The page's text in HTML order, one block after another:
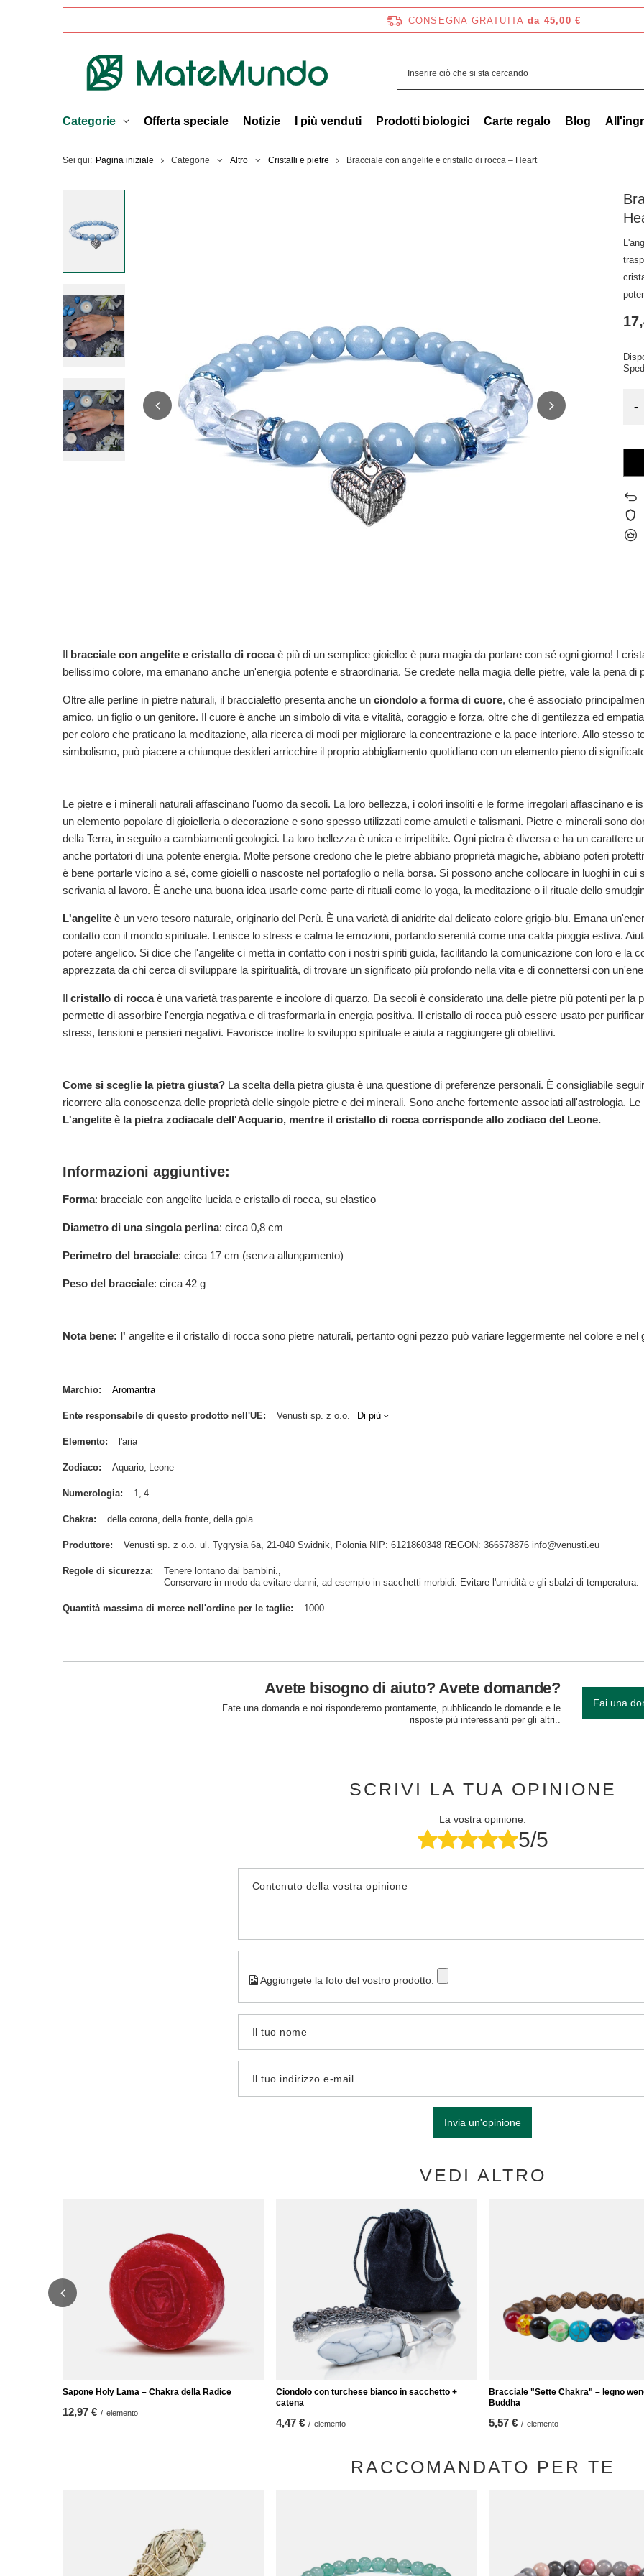
CONSEGNA GRATUITA da 45,00 €
Categorie Offerta speciale Notizie I più venduti Prodotti biologici Carte regalo Blog
Sei qui: Pagina iniziale Categorie Altro Cristalli e pietre Bracciale con angelite e cristallo di rocca – Heart
-
Il bracciale con angelite e cristallo di roccaè più di un semplice gioiello: è pura magia da portare con sé ogni giorno! I
bellissimo colore, ma emanano anche un'energia potente e straordinaria. Se credete nella magia delle pietre, vale la pena di
Oltre alle perline in pietre naturali, il braccialetto presenta anche un ciondolo a forma di cuore, che è associato
amico, un figlio o un genitore. Il cuore è anche un simbolo di vita e vitalità, coraggio e forza, oltre che di gentilezza ed
per coloro che praticano la meditazione, alla ricerca di modi per migliorare la concentrazione e la pace interiore. Allo stesso
simbolismo, può piacere a chiunque desideri arricchire il proprio abbigliamento quotidiano con un elemento pieno di
Le pietre e i minerali naturali affascinano l'uomo da secoli. La loro bellezza, i colori insoliti e le forme irregolari affascinano e
un elemento popolare di gioielleria o decorazione e sono spesso utilizzati come amuleti e talismani. Pietre e minerali sono
della Terra, in seguito a cambiamenti geologici. La loro bellezza è unica e irripetibile. Ogni pietra è diversa e ha un carattere
anche portatori di una potente energia. Molte persone credono che le pietre abbiano proprietà magiche, abbiano poteri
è bene portarle vicino a sé, come gioielli o nascoste nel portafoglio o nella borsa. Si possono anche collocare in luoghi in
scrivania al lavoro. È anche una buona idea usarle come parte di rituali come lo yoga, la meditazione o il rituale dello
L'angelite è un vero tesoro naturale, originario del Perù. È una varietà di anidrite dal delicato colore grigio-blu. Emana
contatto con il mondo spirituale. Lenisce lo stress e calma le emozioni, portando serenità come una calda pioggia estiva.
potere angelico. Si dice che l'angelite ci metta in contatto con i nostri spiriti guida, facilitando la comunicazione con loro e la
apprezzata da chi cerca di sviluppare la spiritualità, di trovare un significato più profondo nella vita e di connettersi con
Il cristallo di roccaè una varietà trasparente e incolore di quarzo. Da secoli è considerato una delle pietre più potenti per la
permette di assorbire l'energia negativa e di trasformarla in energia positiva. Il cristallo di rocca può essere usato per
stress, tensioni e pensieri negativi. Favorisce inoltre lo sviluppo spirituale e aiuta a raggiungere gli obiettivi.
Come si sceglie la pietra giusta? La scelta della pietra giusta è una questione di preferenze personali. È consigliabile
ricorrere alla conoscenza delle proprietà delle singole pietre e dei minerali. Sono anche fortemente associati all'astrologia.
L'angelite è la pietra zodiacale dell'Acquario, mentre il cristallo di rocca corrisponde allo zodiaco del Leone.
Informazioni aggiuntive:
Forma: bracciale con angelite lucida e cristallo di rocca, su elastico
Diametro di una singola perlina: circa 0,8 cm
Perimetro del bracciale: circa 17 cm (senza allungamento)
Peso del bracciale: circa 42 g
Nota bene: l' angelite e il cristallo di rocca sono pietre naturali, pertanto ogni pezzo può variare leggermente nel colore e nel
Marchio Aromantra
Ente responsabile di questo prodotto nell'UE Venusti sp. z o.o. Di più
Elemento l'aria
Zodiaco Aquario Leone
Numerologia 1 4
Chakra della corona della fronte della gola
Produttore Venusti sp. z o.o. ul. Tygrysia 6a, 21-040 Świdnik, Polonia NIP: 6121860348 REGON: 366578876 info@venusti.eu
Regole di sicurezza
Tenere lontano dai bambini.
Conservare in modo da evitare danni, ad esempio in sacchetti morbidi. Evitare l'umidità e gli sbalzi di temperatura.
Quantità massima di merce nell'ordine per le taglie 1000
Avete bisogno di aiuto? Avete domande?
Fate una domanda e noi risponderemo prontamente, pubblicando le domande e le
risposte più interessanti per gli altri..
Fai una
SCRIVI LA TUA OPINIONE
La vostra opinione:
5/5
Contenuto della vostra opinione
Aggiungete la foto del vostro prodotto:
Il tuo nome
Il tuo indirizzo e-mail
Invia un'opinione
VEDI ALTRO
Sapone Holy Lama – Chakra della Radice
12,97 € / elemento
Ciondolo con turchese bianco in sacchetto +
catena
4,47 € / elemento
Bracciale "Sette Chakra" – legno
Buddha
5,57 € / elemento
RACCOMANDATO PER TE